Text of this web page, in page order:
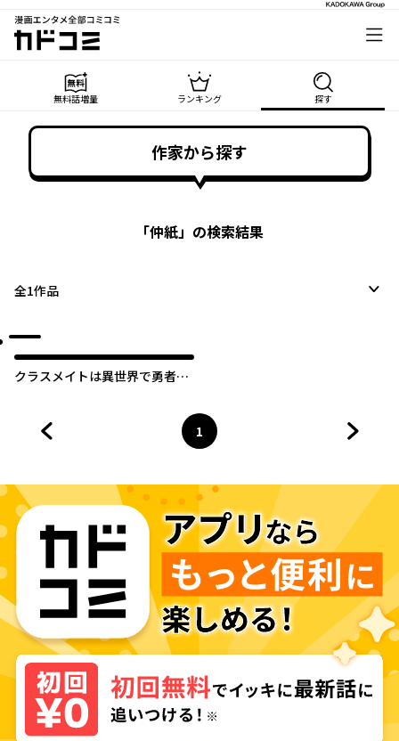
漫画エンタメ全部コミコミ
カドコミ
無料話増量 ランキング 探す
作家から探す
「仲紙」の検索結果
全1作品
クラスメイトは異世界で勇者に
ページ
1
へ